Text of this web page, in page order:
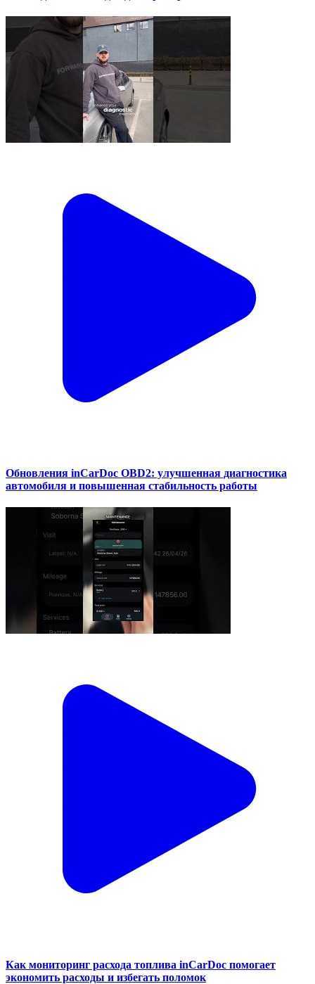
Обновления inCarDoc OBD2: улучшенная диагностика
автомобиля и повышенная стабильность работы
Как мониторинг расхода топлива inCarDoc помогает
экономить расходы и избегать поломок